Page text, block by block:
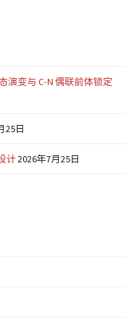
演变与 C-N 偶联前体锁定
25日
计2026年7月25日